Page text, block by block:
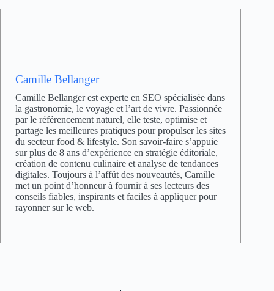
Camille Bellanger
Camille Bellanger est experte en SEO spécialisée dans
la gastronomie, le voyage et l’art de vivre. Passionnée
par le référencement naturel, elle teste, optimise et
partage les meilleures pratiques pour propulser les sites
du secteur food & lifestyle. Son savoir-faire s’appuie
sur plus de 8 ans d’expérience en stratégie éditoriale,
création de contenu culinaire et analyse de tendances
digitales. Toujours à l’affût des nouveautés, Camille
met un point d’honneur à fournir à ses lecteurs des
conseils fiables, inspirants et faciles à appliquer pour
rayonner sur le web.